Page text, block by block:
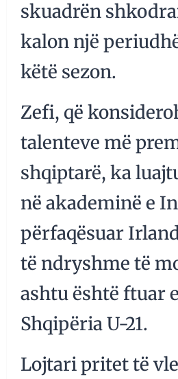
skuadrën
kalon një
këtë sezon.
Zefi, që
talenteve më
shqiptarë, ka
në akademinë e
përfaqësuar
të ndryshme të
ashtu është ftuar
Shqipëria U-21.
Lojtari pritet të